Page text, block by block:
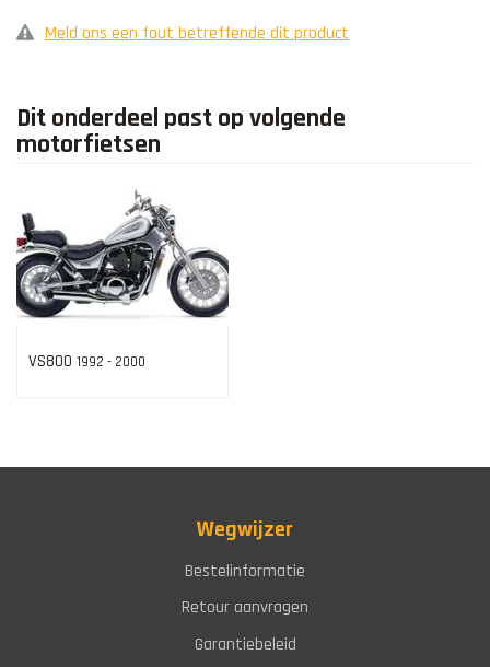
Meld ons een fout betreffende dit product
Dit onderdeel past op volgende
motorfietsen
VS800 1992 - 2000
Wegwijzer
Bestelinformatie
Retour aanvragen
Garantiebeleid